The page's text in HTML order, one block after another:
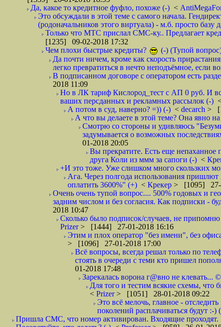
Да, какое то кредитное фуфло, похоже (-) <
Это обсуждали в этой теме с самого начала.
(родоначальников этого виртуала) - м.б. просто
Только что МТС прислал СМС-ку.. Предлагает
[1235] 09-02-2018 17:32
Чем плохи быстрые кредиты?
(-) (Тупой
Да почти ничем, кроме как скорость
легко превратиться в нечто неподъёмное, если
В подписанном договоре с оператором есть
2018 11:09
Но в ЛК тариф Кислород_тест с АП 0 руб. И
ваших персданных и рекламных рассылок (-)
А потом в суд, наверно? =)) (-) < decarch >
А что вы делаете в этой теме? Она явно
Смотрю со стороны и удивляюсь
задумывается о возможных
01-2018 20:05
Вы прекратите. Есть еще непаханное
друга Коли из ммм за сапоги (-) <
+И это тоже. Уже слишком много скользких
Ага. Через полгода использования
оплатить 3600%" (+) < Крекер > [1095] 27-
Очень очень тупой вопрос.... 500% годовых и
задним числом и без согласия. Как подписки -
2018 10:47
Сколько было подписок/случаев, не
Prizer> [1444] 27-01-2018 16:16
Этим и плох оператор "без имени", без
> [1096] 27-01-2018 17:00
Всё вопросы, всегда решал только по
стоять в очереди с теми кто пришел
01-2018 17:48
Зарекалась ворона г@вно не клевать...
Для того и тестим всякие схемы, что
< Prizer> [1051] 28-01-2018 09:22
Это всё мелочь, главное -
поколений расплачиваться будут :-)
Пришла СМС, что номер активирован. Входящие проходят.